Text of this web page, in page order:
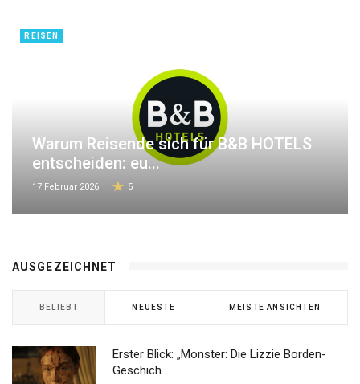
REISEN
Warum Reisende sich für B&B HOTELS
entscheiden: eu...
17 Februar 2026 5
AUSGEZEICHNET
BELIEBT NEUESTE MEISTE ANSICHTEN
Erster Blick: „Monster: Die Lizzie Borden-
Geschich...